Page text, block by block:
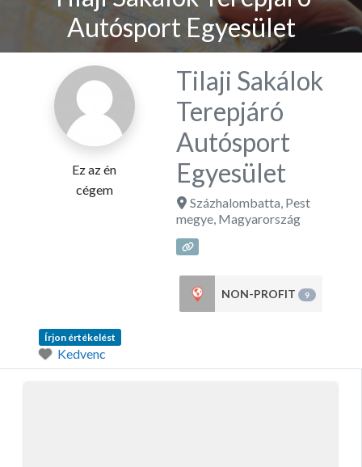
Autósport Egyesület
Ez az én
cégem
Tilaji Sakálok
Terepjáró
Autósport
Egyesület
Százhalombatta, Pest
megye, Magyarország
NON-PROFIT 9
Írjon értékelést
Kedvenc